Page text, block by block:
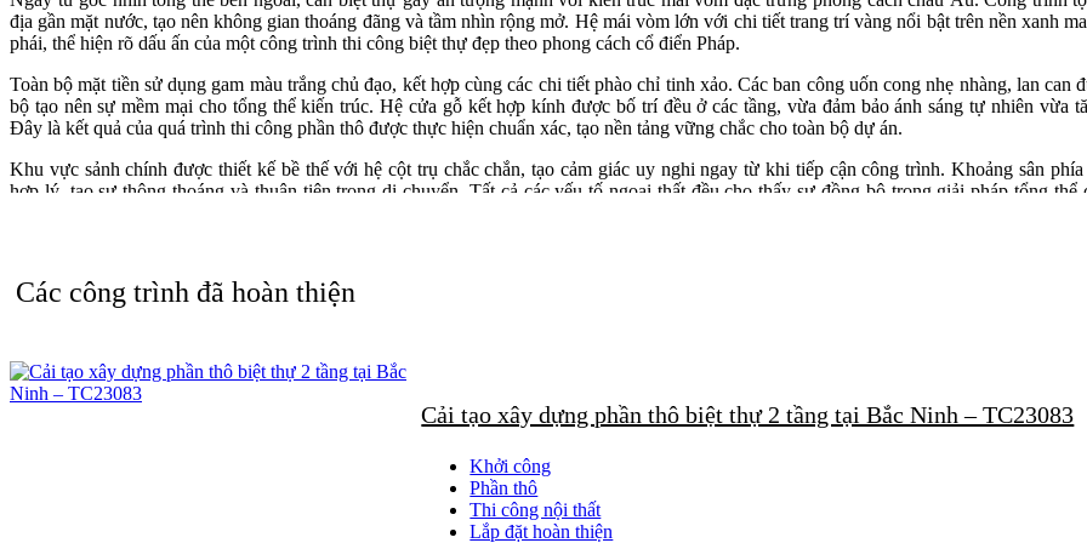
địa gần mặt nước, tạo nên không gian thoáng đãng và tầm nhìn rộng mở. Hệ mái vòm lớn với chi tiết trang trí vàng nổi bật trên nền xanh
phái, thể hiện rõ dấu ấn của một công trình thi công biệt thự đẹp theo phong cách cổ điển Pháp.
Toàn bộ mặt tiền sử dụng gam màu trắng chủ đạo, kết hợp cùng các chi tiết phào chỉ tinh xảo. Các ban công uốn cong nhẹ nhàng, lan can
bộ tạo nên sự mềm mại cho tổng thể kiến trúc. Hệ cửa gỗ kết hợp kính được bố trí đều ở các tầng, vừa đảm bảo ánh sáng tự nhiên vừa
Đây là kết quả của quá trình thi công phần thô được thực hiện chuẩn xác, tạo nền tảng vững chắc cho toàn bộ dự án.
Khu vực sảnh chính được thiết kế bề thế với hệ cột trụ chắc chắn, tạo cảm giác uy nghi ngay từ khi tiếp cận công trình. Khoảng sân
hợp lý, tạo sự thông thoáng và thuận tiện trong di chuyển. Tất cả các yếu tố ngoại thất đều cho thấy sự đồng bộ trong giải pháp tổng thể
Không gian phòng khách nổi bật với hệ trần gỗ tự nhiên được thi công cầu kỳ, chia ô và chạm khắc tinh xảo. Đèn chùm lớn treo tại trung
điển, ánh sáng vàng tạo cảm giác ấm cúng và sang trọng. Hệ đèn âm trần bố trí xung quanh giúp tăng cường ánh sáng và làm nổi bật các
Toàn bộ bàn ghế trong phòng khách được làm từ gỗ tự nhiên cao cấp với kích thước lớn. Các chi tiết chạm khắc trên tay vịn, lưng ghế và
tinh xảo, thể hiện tay nghề cao của đội ngũ thi công. Bố trí nội thất theo dạng đối xứng giúp không gian trở nên cân đối và trang trọng,
Sàn nhà sử dụng vật liệu đá sáng màu, kết hợp họa tiết trang trí ở trung tâm tạo điểm nhấn nổi bật. Sự tương phản giữa màu sàn và nội
gian trở nên rõ nét và có chiều sâu hơn. Đây là yếu tố quan trọng trong thi công nội thất biệt thự, góp phần nâng cao giá trị thẩm mỹ tổng thể.
Một điểm đặc biệt trong không gian là bức tranh lớn treo tường với họa tiết ngựa vàng nổi bật. Chi tiết này không chỉ mang ý nghĩa phong
Các công trình đã hoàn thiện
Cải tạo xây dựng phần thô biệt thự 2 tầng tại Bắc Ninh – TC23083
Khởi công
Phần thô
Thi công nội thất
Lắp đặt hoàn thiện